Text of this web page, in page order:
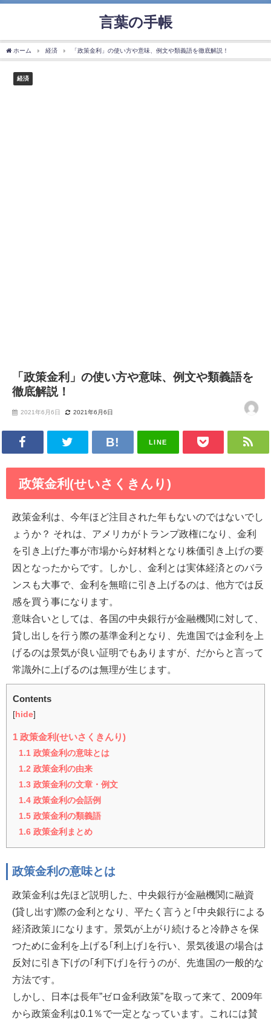
言葉の手帳
ホーム 経済 「政策金利」の使い方や意味、例文や類義語を徹底解説！
経済
「政策金利」の使い方や意味、例文や類義語を
徹底解説！
2021年6月6日 2021年6月6日
LINE
政策金利(せいさくきんり)
政策金利は、今年ほど注目された年もないのではないでし
ょうか？ それは、アメリカがトランプ政権になり、金利
を引き上げた事が市場から好材料となり株価引き上げの要
因となったからです。しかし、金利とは実体経済とのバラ
ンスも大事で、金利を無暗に引き上げるのは、他方では反
感を買う事になります。
意味合いとしては、各国の中央銀行が金融機関に対して、
貸し出しを行う際の基準金利となり、先進国では金利を上
げるのは景気が良い証明でもありますが、だからと言って
常識外に上げるのは無理が生じます。
Contents
[ hide]
1 政策金利(せいさくきんり)
1.1 政策金利の意味とは
1.2 政策金利の由来
1.3 政策金利の文章・例文
1.4 政策金利の会話例
1.5 政策金利の類義語
1.6 政策金利まとめ
政策金利の意味とは
政策金利は先ほど説明した、中央銀行が金融機関に融資
(貸し出す)際の金利となり、平たく言うと｢中央銀行による
経済政策｣になります。景気が上がり続けると冷静さを保
つために金利を上げる｢利上げ｣を行い、景気後退の場合は
反対に引き下げの｢利下げ｣を行うのが、先進国の一般的な
方法です。
しかし、日本は長年”ゼロ金利政策”を取って来て、2009年
から政策金利は0.1％で一定となっています。これには賛